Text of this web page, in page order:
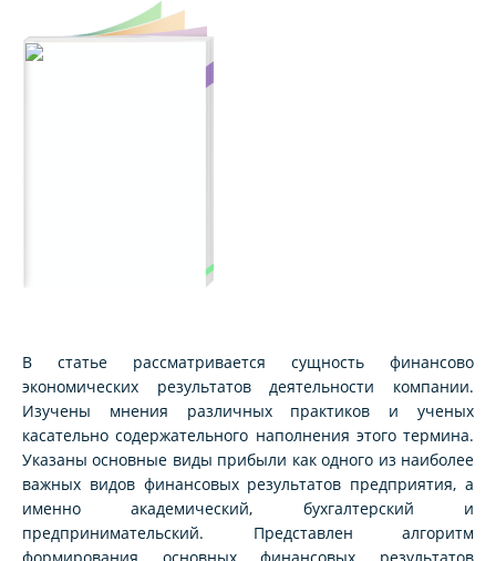
В статье рассматривается сущность финансово
экономических результатов деятельности компании.
Изучены мнения различных практиков и ученых
касательно содержательного наполнения этого термина.
Указаны основные виды прибыли как одного из наиболее
важных видов финансовых результатов предприятия, а
именно академический, бухгалтерский и
предпринимательский. Представлен алгоритм